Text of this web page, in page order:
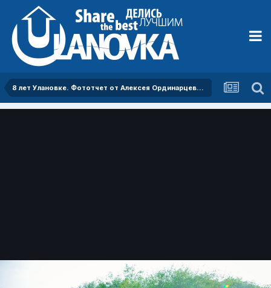
8 лет Улановке. Фототчет от Алексея Ординарцева [11 июля 2015]